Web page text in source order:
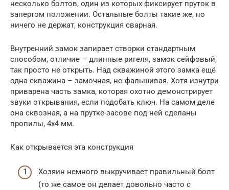
несколько болтов, один из которых фиксирует пруток в
запертом положении. Остальные болты такие же, но
ничего не держат, конструкция сварная.
Внутренний замок запирает створки стандартным
способом, отличие – длинные ригеля, замок сейфовый,
так просто не открыть. Над скважиной этого замка ещё
одна скважина – замочная, но фальшивая. Хотя изнутри
приварена часть замка, которая охотно демонстрирует
звуки открывания, если подобать ключ. На самом деле
она сквозная, а на прутке-засове под ней сделаны
пропилы, 4х4 мм.
Как открывается эта конструкция
Хозяин немного выкручивает правильный болт
(то же самое он делает довольно часто с